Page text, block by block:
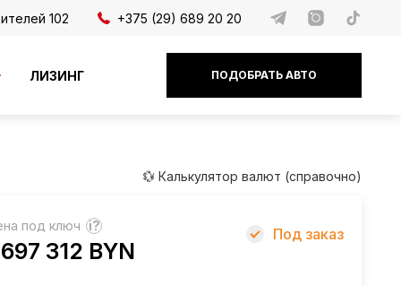
102 +375 (29) 689 20 20
ЛИЗИНГ ПОДОБРАТЬ АВТО
💱 Калькулятор валют (справочно)
под ключ ?
312 BYN
Под заказ